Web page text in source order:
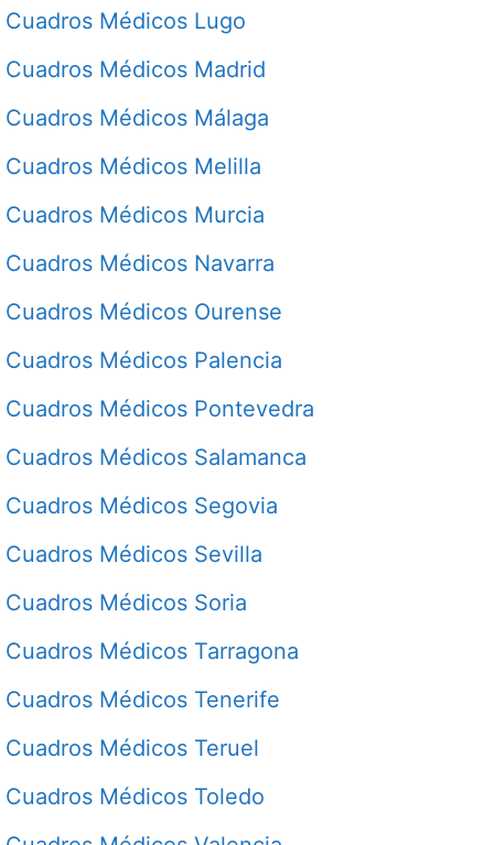
Cuadros Médicos Lugo
Cuadros Médicos Madrid
Cuadros Médicos Málaga
Cuadros Médicos Melilla
Cuadros Médicos Murcia
Cuadros Médicos Navarra
Cuadros Médicos Ourense
Cuadros Médicos Palencia
Cuadros Médicos Pontevedra
Cuadros Médicos Salamanca
Cuadros Médicos Segovia
Cuadros Médicos Sevilla
Cuadros Médicos Soria
Cuadros Médicos Tarragona
Cuadros Médicos Tenerife
Cuadros Médicos Teruel
Cuadros Médicos Toledo